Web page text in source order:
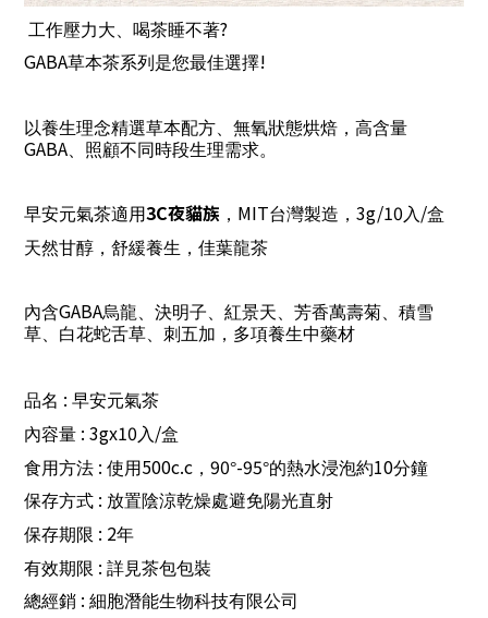
工作壓力大、喝茶睡不著?
GABA草本茶系列是您最佳選擇!
以養生理念精選草本配方、無氧狀態烘焙，高含量
GABA 、照顧不同時段生理需求。
早安元氣茶適用3C夜貓族 ， MIT台灣製造， 3g/10 入 /盒
天然甘醇，舒緩養生，佳葉龍茶
內含GABA烏龍、決明子、紅景天、芳香萬壽菊、積雪
草、白花蛇舌草、刺五加，多項養生中藥材
品名 : 早安元氣茶
內容量 : 3gx10 入 /盒
食用方法 : 使用 500c.c ， 90°-95°的熱水浸泡約10分鐘
保存方式 : 放置陰涼乾燥處避免陽光直射
保存期限 : 2年
有效期限 : 詳見茶包包裝
總經銷 : 細胞潛能生物科技有限公司